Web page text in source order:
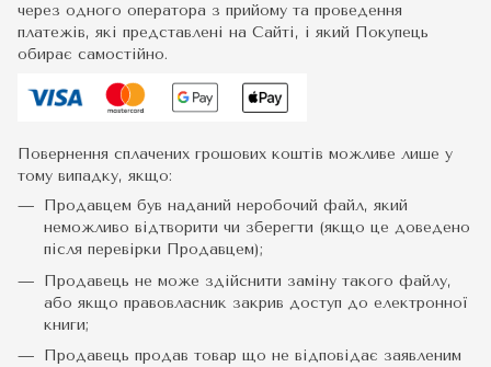
через одного оператора з прийому та проведення
платежів, які представлені на Сайті, і який Покупець
обирає самостійно.
Повернення сплачених грошових коштів можливе лише у
тому випадку, якщо:
Продавцем був наданий неробочий файл, який
неможливо відтворити чи зберегти (якщо це доведено
після перевірки Продавцем);
Продавець не може здійснити заміну такого файлу,
або якщо правовласник закрив доступ до електронної
книги;
Продавець продав товар що не відповідає заявленим